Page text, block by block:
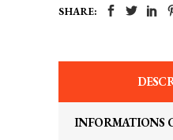
SHARE:
INFORMATIONS